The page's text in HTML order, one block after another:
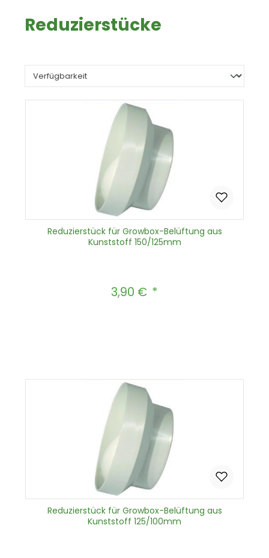
Reduzierstücke
Reduzierstück für Growbox-Belüftung aus
Kunststoff 150/125mm
Regulärer Preis:
3,90 €
Reduzierstück für Growbox-Belüftung aus
Kunststoff 125/100mm